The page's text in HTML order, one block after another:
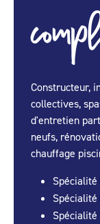
Constructeur,
collectives,
d'entretien
neufs,
chauffage
Spécialité